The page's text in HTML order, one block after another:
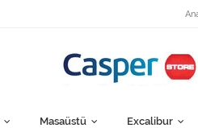
Masaüstü Excalibur